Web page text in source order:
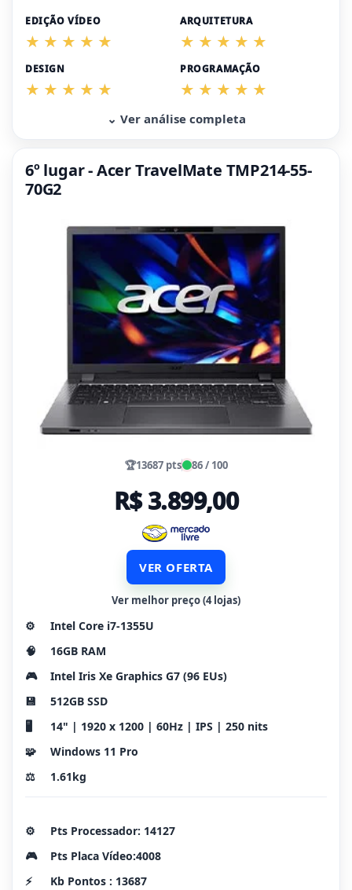
EDIÇÃO VÍDEO ARQUITETURA
DESIGN PROGRAMAÇÃO
⌄ Ver análise completa
6º lugar - Acer TravelMate TMP214-55-
70G2
🏆13687 pts 86 / 100
R$ 3.899,00
VER OFERTA
Ver melhor preço (4 lojas)
⚙️
Intel Core i7-1355U
🧠
16GB RAM
🎮
Intel Iris Xe Graphics G7 (96 EUs)
💾
512GB SSD
🖥️
14" | 1920 x 1200 | 60Hz | IPS | 250 nits
🧩
Windows 11 Pro
⚖️
1.61kg
⚙️
Pts Processador: 14127
🎮
Pts Placa Vídeo:4008
⚡
Kb Pontos : 13687